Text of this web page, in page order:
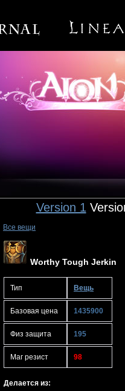
Version 1
Все вещи
Worthy Tough Jerkin
Тип Вещь
Базовая цена 1435900
Физ защита 195
Маг резист 98
Делается из: